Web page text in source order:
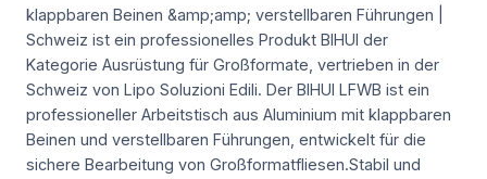
klappbaren Beinen &amp;amp; verstellbaren Führungen |
Schweiz ist ein professionelles Produkt BIHUI der
Kategorie Ausrüstung für Großformate, vertrieben in der
Schweiz von Lipo Soluzioni Edili. Der BIHUI LFWB ist ein
professioneller Arbeitstisch aus Aluminium mit klappbaren
Beinen und verstellbaren Führungen, entwickelt für die
sichere Bearbeitung von Großformatfliesen.Stabil und